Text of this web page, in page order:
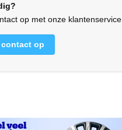
op met onze klantenservice
contact op